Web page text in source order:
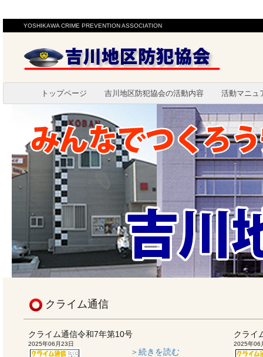
YOSHIKAWA CRIME PREVENTION ASSOCIATION
トップページ 吉川地区防犯協会の活動内容 活動マニュ
クライム通信
クライム通信令和7年第10号
2025年06月23日
＞続きを読む
クライ
2025年06